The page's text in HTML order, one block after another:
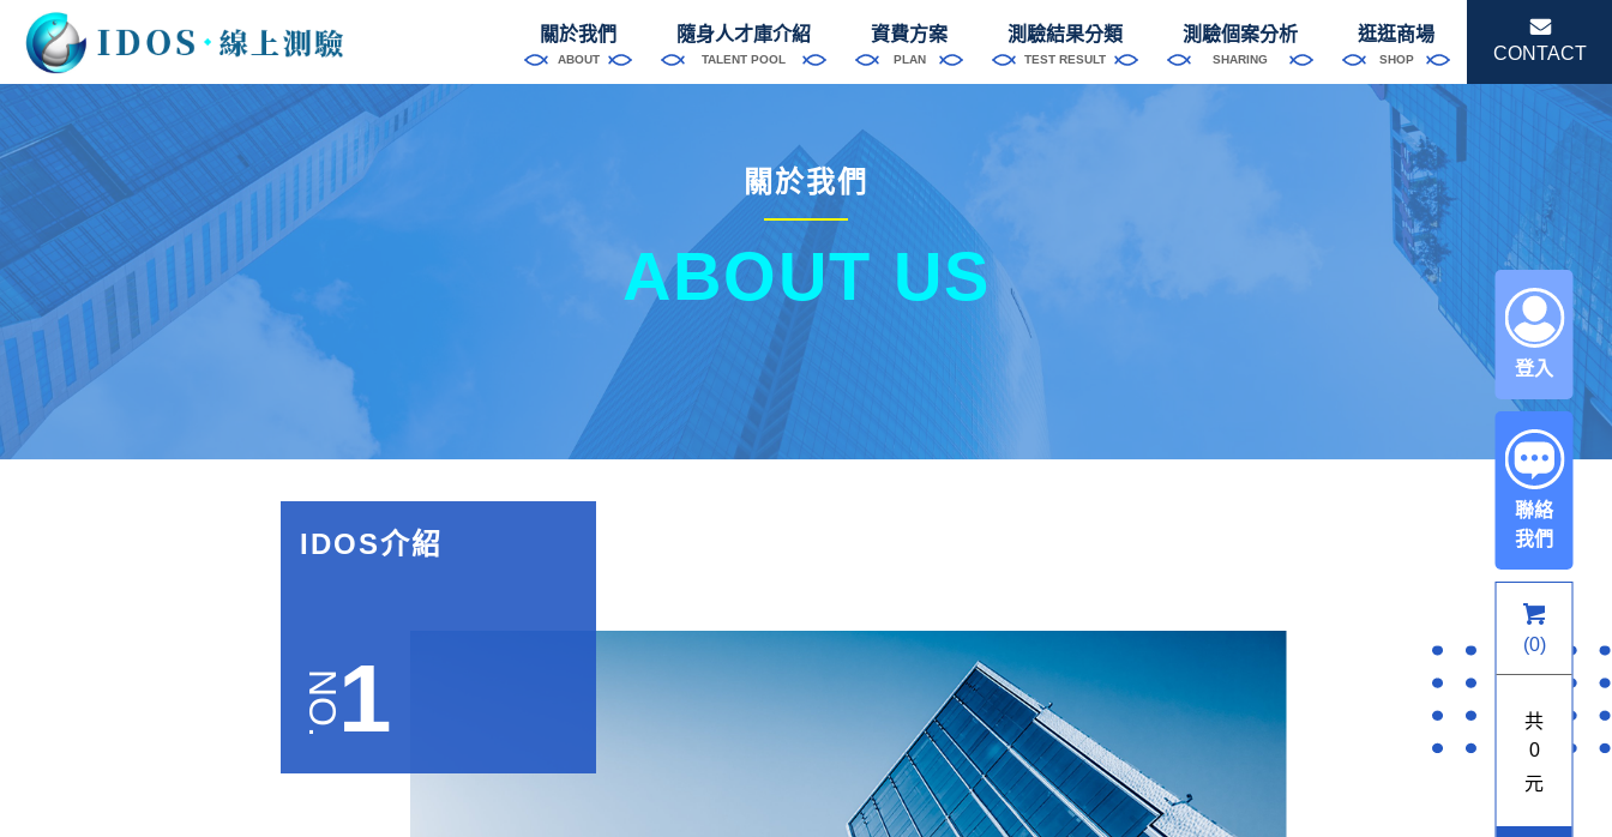
關於我們
ABOUT
隨身人才庫介紹
TALENT POOL
資費方案
PLAN
測驗結果分類
TEST RESULT
測驗個案分析
SHARING
逛逛商場
SHOP CONTACT
關於我們
ABOUT US
IDOS介紹
1
登入
聯絡
我們
(0)
共
0
元